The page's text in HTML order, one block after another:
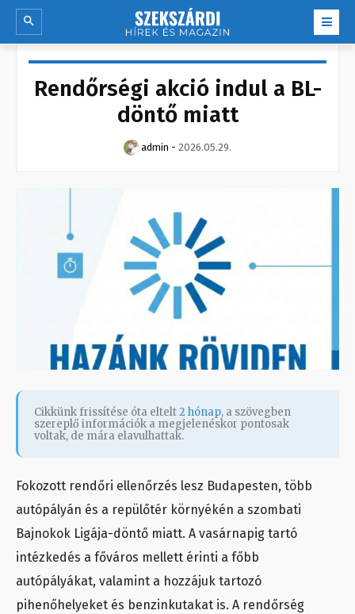
Rendőrségi akció indul a BL-
döntő miatt
admin - 2026.05.29.
Cikkünk frissítése óta eltelt2 hónap, a szövegben
szereplő információk a megjelenéskor pontosak
voltak, de mára elavulhattak.
Fokozott rendőri ellenőrzés lesz Budapesten, több
autópályán és a repülőtér környékén a szombati
Bajnokok Ligája-döntő miatt. A vasárnapig tartó
intézkedés a főváros mellett érinti a főbb
autópályákat, valamint a hozzájuk tartozó
pihenőhelyeket és benzinkutakat is. A rendőrség